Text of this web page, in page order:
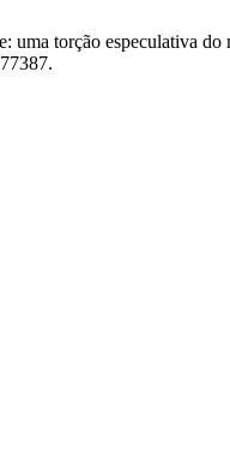
uma torção especulativa